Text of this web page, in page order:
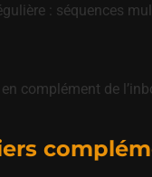
: séquences
complément de